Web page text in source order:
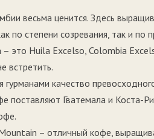
весьма ценится. Здесь
по степени созревания, так и по
это Huila Excelso, Colombia
встретить.
гурманами качество
поставляют Гватемала и Коста-
– отличный кофе,